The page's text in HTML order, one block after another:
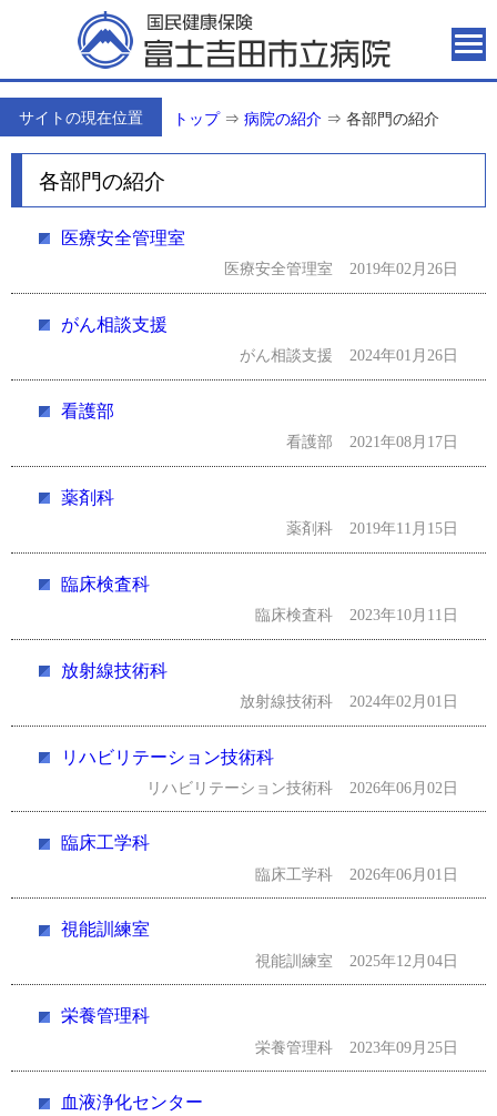
サイトの現在位置 トップ⇒ 病院の紹介 ⇒ 各部門の紹介
各部門の紹介
医療安全管理室
医療安全管理室 2019年02月26日
がん相談支援
がん相談支援 2024年01月26日
看護部
看護部 2021年08月17日
薬剤科
薬剤科 2019年11月15日
臨床検査科
臨床検査科 2023年10月11日
放射線技術科
放射線技術科 2024年02月01日
リハビリテーション技術科
リハビリテーション技術科 2026年06月02日
臨床工学科
臨床工学科 2026年06月01日
視能訓練室
視能訓練室 2025年12月04日
栄養管理科
栄養管理科 2023年09月25日
血液浄化センター